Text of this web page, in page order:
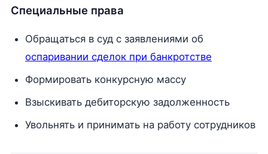
Специальные права
Обращаться в суд с заявлениями об
оспаривании сделок при банкротстве
Формировать конкурсную массу
Взыскивать дебиторскую задолженность
Увольнять и принимать на работу сотрудников